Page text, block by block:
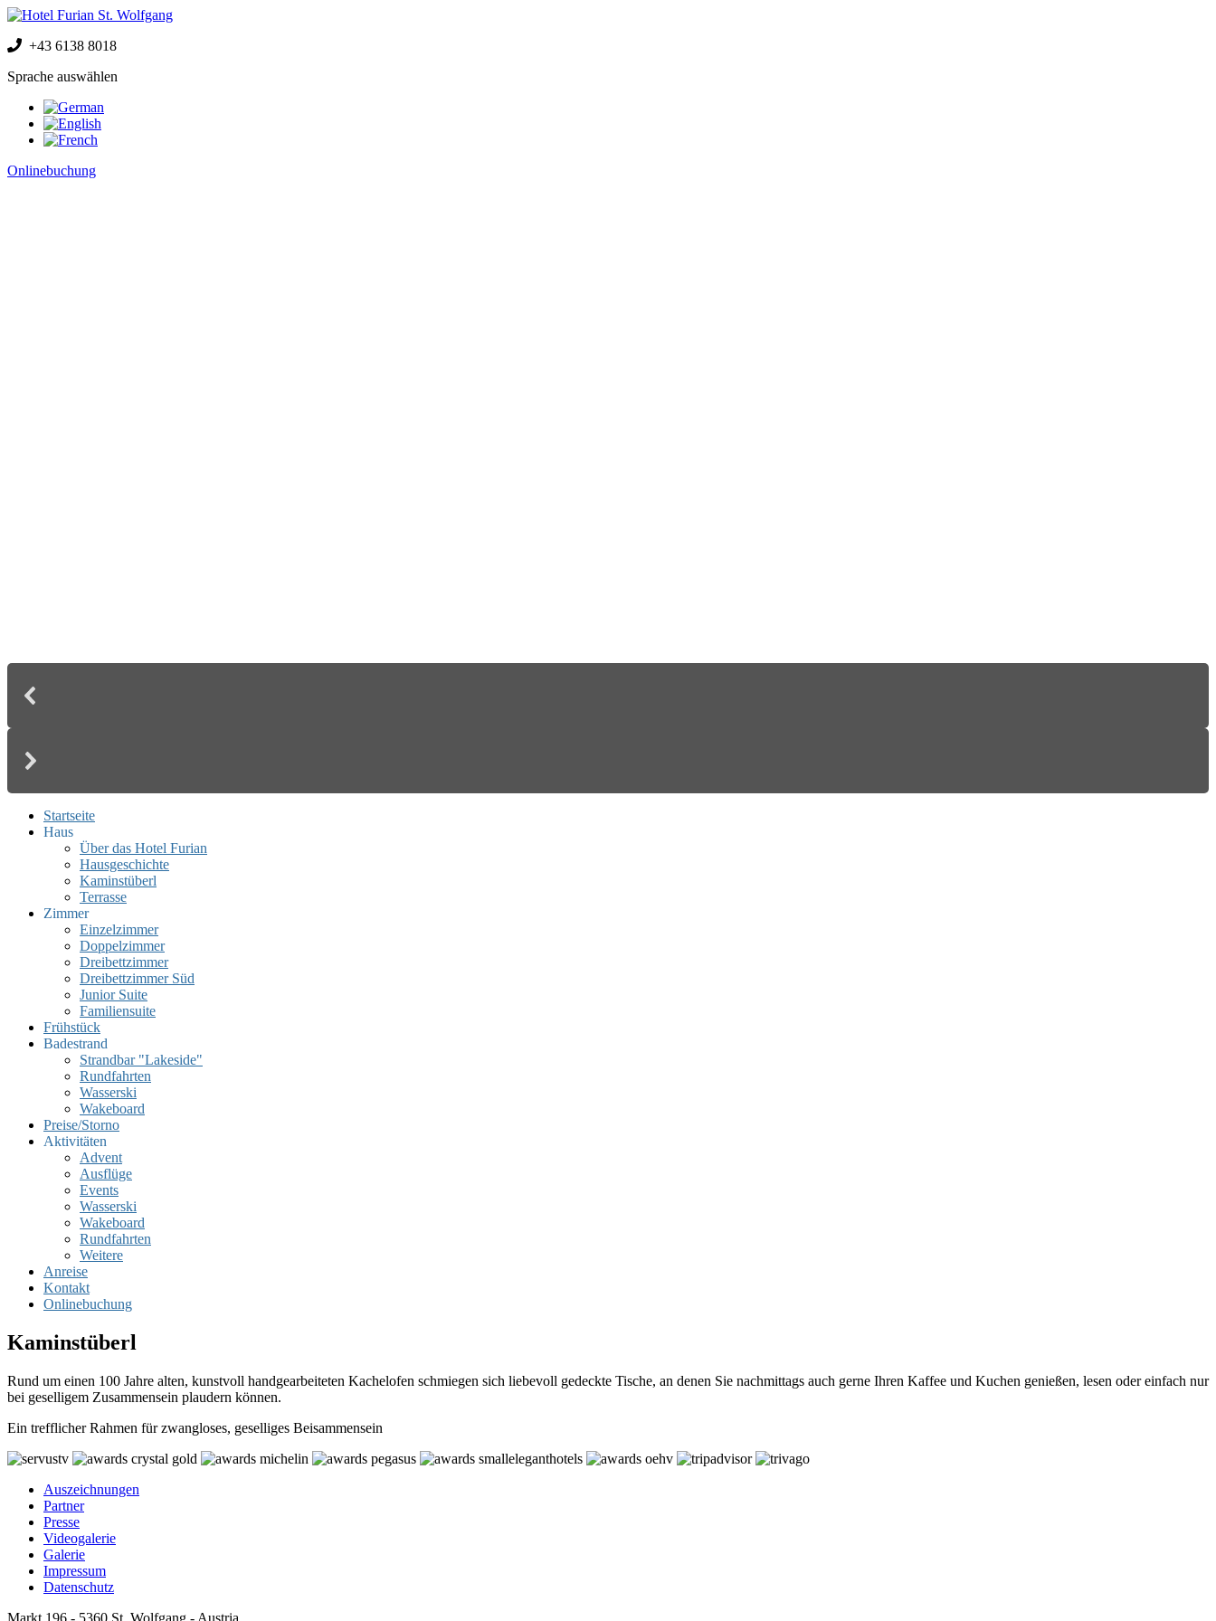
+43 6138 8018
Sprache auswählen
Onlinebuchung
Startseite
Haus
Über das Hotel Furian
Hausgeschichte
Kaminstüberl
Terrasse
Zimmer
Einzelzimmer
Doppelzimmer
Dreibettzimmer
Dreibettzimmer Süd
Junior Suite
Familiensuite
Frühstück
Badestrand
Strandbar "Lakeside"
Rundfahrten
Wasserski
Wakeboard
Preise/Storno
Aktivitäten
Advent
Ausflüge
Events
Wasserski
Wakeboard
Rundfahrten
Weitere
Anreise
Kontakt
Onlinebuchung
Kaminstüberl
Rund um einen 100 Jahre alten, kunstvoll handgearbeiteten Kachelofen schmiegen sich liebevoll gedeckte Tische, an denen Sie nachmittags auch gerne Ihren Kaffee und Kuchen genießen, lesen oder einfach nur
bei geselligem Zusammensein plaudern können.
Ein trefflicher Rahmen für zwangloses, geselliges Beisammensein
Auszeichnungen
Partner
Presse
Videogalerie
Galerie
Impressum
Datenschutz
Markt 196 - 5360 St. Wolfgang - Austria